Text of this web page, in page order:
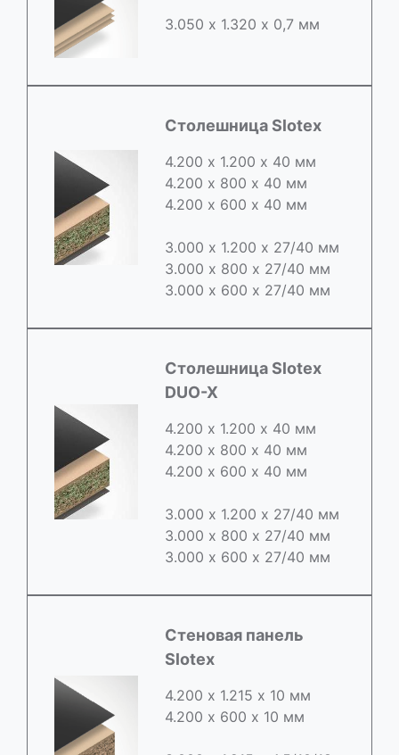
3.050 х 1.320 х 0,7 мм
Столешница Slotex
4.200 х 1.200 х 40 мм
4.200 х 800 х 40 мм
4.200 х 600 х 40 мм
3.000 х 1.200 х 27/40 мм
3.000 х 800 х 27/40 мм
3.000 х 600 х 27/40 мм
Cтолешница Slotex
DUO-X
4.200 х 1.200 х 40 мм
4.200 х 800 х 40 мм
4.200 х 600 х 40 мм
3.000 х 1.200 х 27/40 мм
3.000 х 800 х 27/40 мм
3.000 х 600 х 27/40 мм
Стеновая панель
Slotex
4.200 х 1.215 х 10 мм
4.200 х 600 х 10 мм